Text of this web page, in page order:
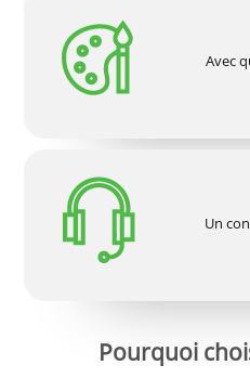
Avec
Un
Pourquoi